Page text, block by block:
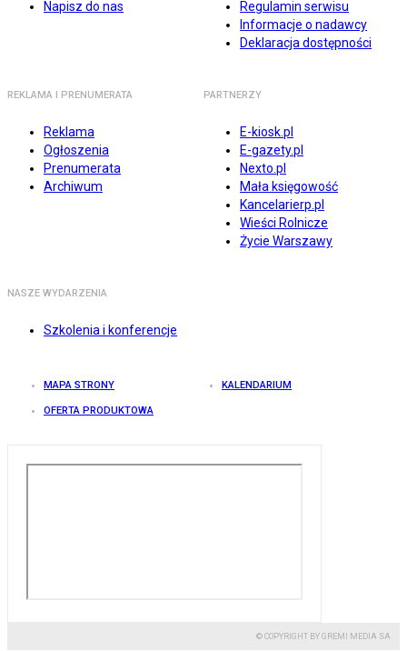
Napisz do nas
Regulamin serwisu
Informacje o nadawcy
Deklaracja dostępności
REKLAMA I PRENUMERATA
Reklama
Ogłoszenia
Prenumerata
Archiwum
PARTNERZY
E-kiosk.pl
E-gazety.pl
Nexto.pl
Mała księgowość
Kancelarierp.pl
Wieści Rolnicze
Życie Warszawy
NASZE WYDARZENIA
Szkolenia i konferencje
MAPA STRONY KALENDARIUM
OFERTA PRODUKTOWA
© COPYRIGHT BY GREMI MEDIA SA